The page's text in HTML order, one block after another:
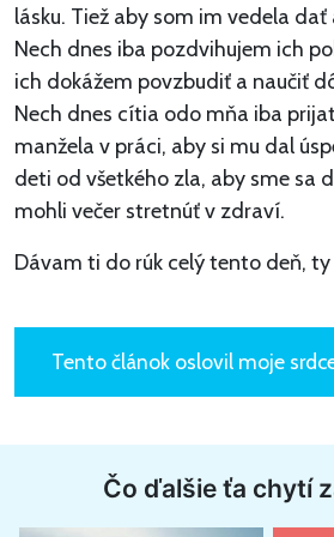
lásku. Tiež aby som im vedela
Nech dnes iba pozdvihujem ich
ich dokážem povzbudiť a naučiť
Nech dnes cítia odo mňa iba
manžela v práci, aby si mu dal
deti od všetkého zla, aby sme sa
mohli večer stretnúť v zdraví.
Dávam ti do rúk celý tento deň, ty
Tento článok oslovil moje
Čo ďalšie ťa chytí